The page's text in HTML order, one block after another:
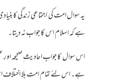
یہ سوال امت کی اجتماعی زندگی کا
ہے کہ اسلام اس کا جواب نہ دیتا۔
اس سوال کا جواب احادیث ِصحیحہ
ہے۔ اس لئے تمام امت بلا اختلاف